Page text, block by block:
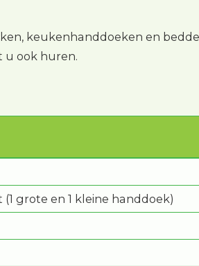
keukenhanddoeken en
u ook huren.
(1 grote en 1 kleine handdoek)